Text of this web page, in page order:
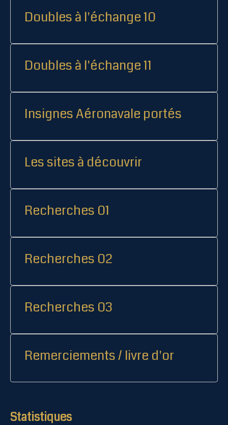
Doubles à l'échange 10
Doubles à l'échange 11
Insignes Aéronavale portés
Les sites à découvrir
Recherches 01
Recherches 02
Recherches 03
Remerciements / livre d'or
Statistiques